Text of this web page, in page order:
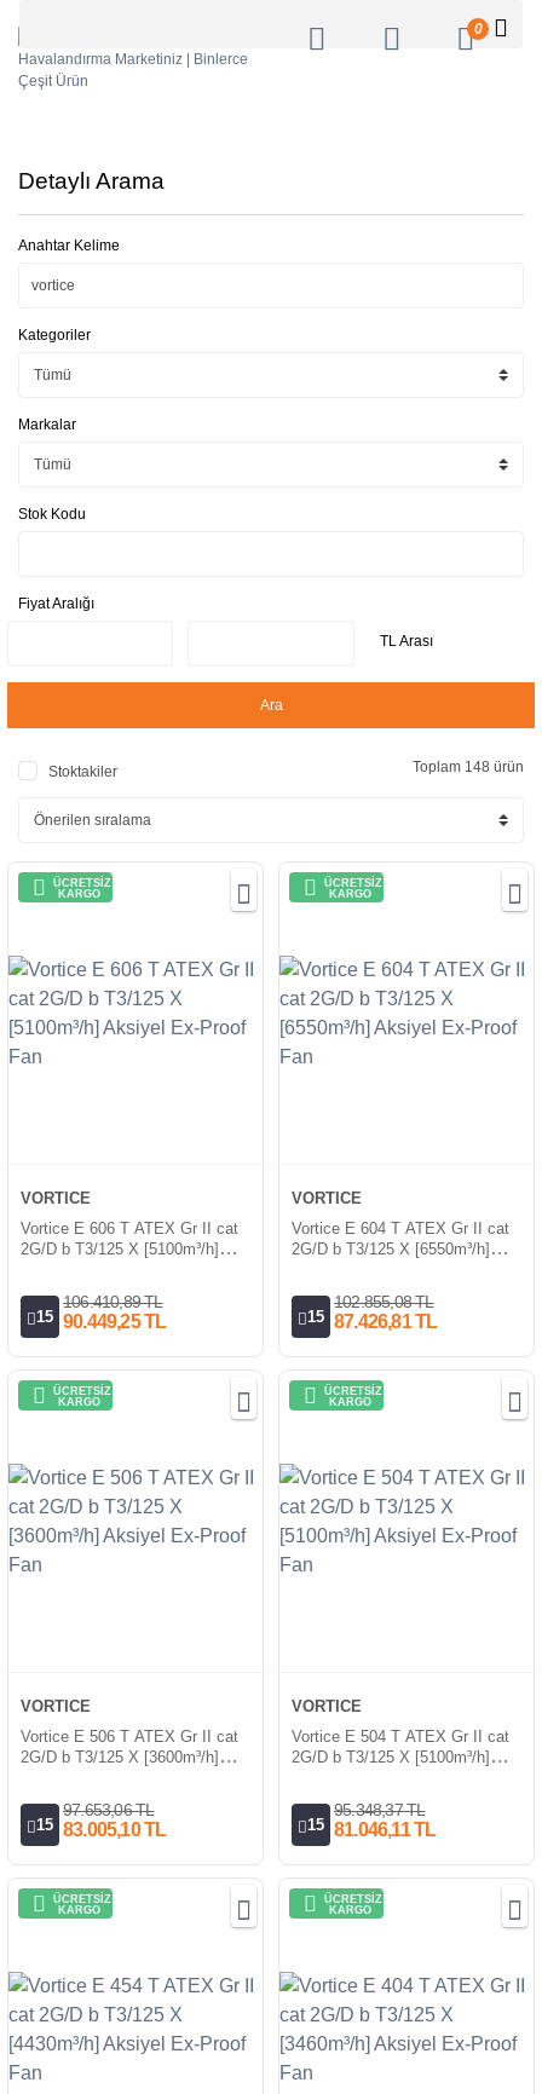
0
Detaylı Arama
Anahtar Kelime
Kategoriler
Markalar
Stok Kodu
Fiyat Aralığı
TL Arası
Ara
Stoktakiler Toplam 148 ürün
ÜCRETSİZ
KARGO
VORTICE
Vortice E 606 T ATEX Gr II cat
2G/D b T3/125 X [5100m³/h]
15
106.410,89 TL
90.449,25 TL
ÜCRETSİZ
KARGO
VORTICE
Vortice E 604 T ATEX Gr II cat
2G/D b T3/125 X [6550m³/h]
15
102.855,08 TL
87.426,81 TL
ÜCRETSİZ
KARGO
VORTICE
Vortice E 506 T ATEX Gr II cat
2G/D b T3/125 X [3600m³/h]
15
97.653,06 TL
83.005,10 TL
ÜCRETSİZ
KARGO
VORTICE
Vortice E 504 T ATEX Gr II cat
2G/D b T3/125 X [5100m³/h]
15
95.348,37 TL
81.046,11 TL
ÜCRETSİZ
KARGO
ÜCRETSİZ
KARGO